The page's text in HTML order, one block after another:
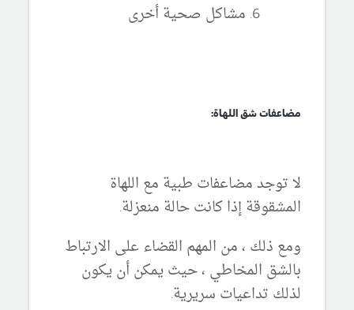
مشاكل صحية أخرى
مضاعفات شق اللهاة:
لا توجد مضاعفات طبية مع اللهاة
المشقوقة إذا كانت حالة منعزلة.
ومع ذلك ، من المهم القضاء على الارتباط
بالشق المخاطي ، حيث يمكن أن يكون
لذلك تداعيات سريرية.